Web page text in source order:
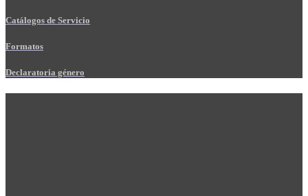
Catálogos de Servicio
Formatos
Declaratoria género